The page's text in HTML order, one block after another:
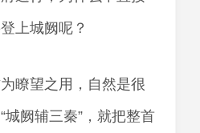
上城阙呢？
瞭望之用，自然是很
城阙辅三秦”，就把整首